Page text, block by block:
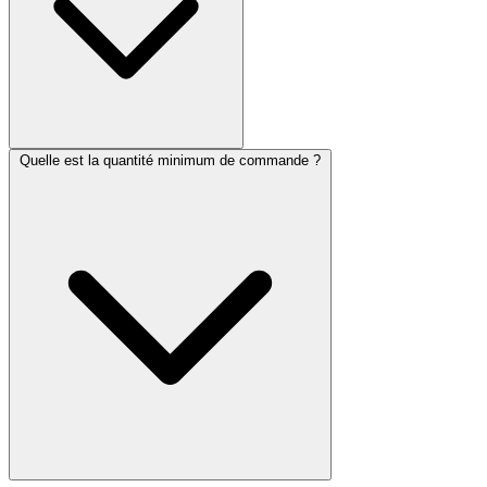
Quelle est la quantité minimum de commande ?